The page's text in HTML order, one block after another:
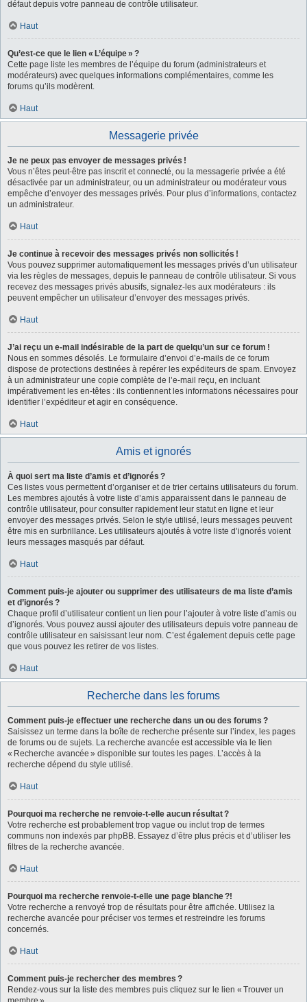
défaut depuis votre panneau de contrôle utilisateur.
Haut
Qu’est-ce que le lien « L’équipe » ?
Cette page liste les membres de l’équipe du forum (administrateurs et
modérateurs) avec quelques informations complémentaires, comme les
forums qu’ils modèrent.
Haut
Messagerie privée
Je ne peux pas envoyer de messages privés !
Vous n’êtes peut-être pas inscrit et connecté, ou la messagerie privée a été
désactivée par un administrateur, ou un administrateur ou modérateur vous
empêche d’envoyer des messages privés. Pour plus d’informations, contactez
un administrateur.
Haut
Je continue à recevoir des messages privés non sollicités !
Vous pouvez supprimer automatiquement les messages privés d’un utilisateur
via les règles de messages, depuis le panneau de contrôle utilisateur. Si vous
recevez des messages privés abusifs, signalez-les aux modérateurs : ils
peuvent empêcher un utilisateur d’envoyer des messages privés.
Haut
J’ai reçu un e-mail indésirable de la part de quelqu’un sur ce forum !
Nous en sommes désolés. Le formulaire d’envoi d’e-mails de ce forum
dispose de protections destinées à repérer les expéditeurs de spam. Envoyez
à un administrateur une copie complète de l’e-mail reçu, en incluant
impérativement les en-têtes : ils contiennent les informations nécessaires pour
identifier l’expéditeur et agir en conséquence.
Haut
Amis et ignorés
À quoi sert ma liste d’amis et d’ignorés ?
Ces listes vous permettent d’organiser et de trier certains utilisateurs du forum.
Les membres ajoutés à votre liste d’amis apparaissent dans le panneau de
contrôle utilisateur, pour consulter rapidement leur statut en ligne et leur
envoyer des messages privés. Selon le style utilisé, leurs messages peuvent
être mis en surbrillance. Les utilisateurs ajoutés à votre liste d’ignorés voient
leurs messages masqués par défaut.
Haut
Comment puis-je ajouter ou supprimer des utilisateurs de ma liste d’amis
et d’ignorés ?
Chaque profil d’utilisateur contient un lien pour l’ajouter à votre liste d’amis ou
d’ignorés. Vous pouvez aussi ajouter des utilisateurs depuis votre panneau de
contrôle utilisateur en saisissant leur nom. C’est également depuis cette page
que vous pouvez les retirer de vos listes.
Haut
Recherche dans les forums
Comment puis-je effectuer une recherche dans un ou des forums ?
Saisissez un terme dans la boîte de recherche présente sur l’index, les pages
de forums ou de sujets. La recherche avancée est accessible via le lien
« Recherche avancée » disponible sur toutes les pages. L’accès à la
recherche dépend du style utilisé.
Haut
Pourquoi ma recherche ne renvoie-t-elle aucun résultat ?
Votre recherche est probablement trop vague ou inclut trop de termes
communs non indexés par phpBB. Essayez d’être plus précis et d’utiliser les
filtres de la recherche avancée.
Haut
Pourquoi ma recherche renvoie-t-elle une page blanche ?!
Votre recherche a renvoyé trop de résultats pour être affichée. Utilisez la
recherche avancée pour préciser vos termes et restreindre les forums
concernés.
Haut
Comment puis-je rechercher des membres ?
Rendez-vous sur la liste des membres puis cliquez sur le lien « Trouver un